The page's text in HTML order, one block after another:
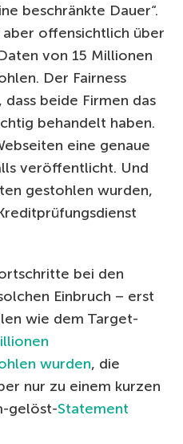
beschränkte Dauer“.
offensichtlich über
von 15 Millionen
Der Fairness
dass beide Firmen das
behandelt haben.
eine genaue
veröffentlicht. Und
gestohlen wurden,
bei den
Einbruch – erst
wie dem Target-
wurden, die
nur zu einem kurzen
gelöst-Statement